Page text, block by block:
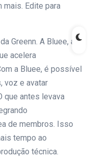
Edite para
Greenn. A Bluee, a
acelera
a Bluee, é possível
voz e avatar
que antes levava
de membros. Isso
tempo ao
técnica.